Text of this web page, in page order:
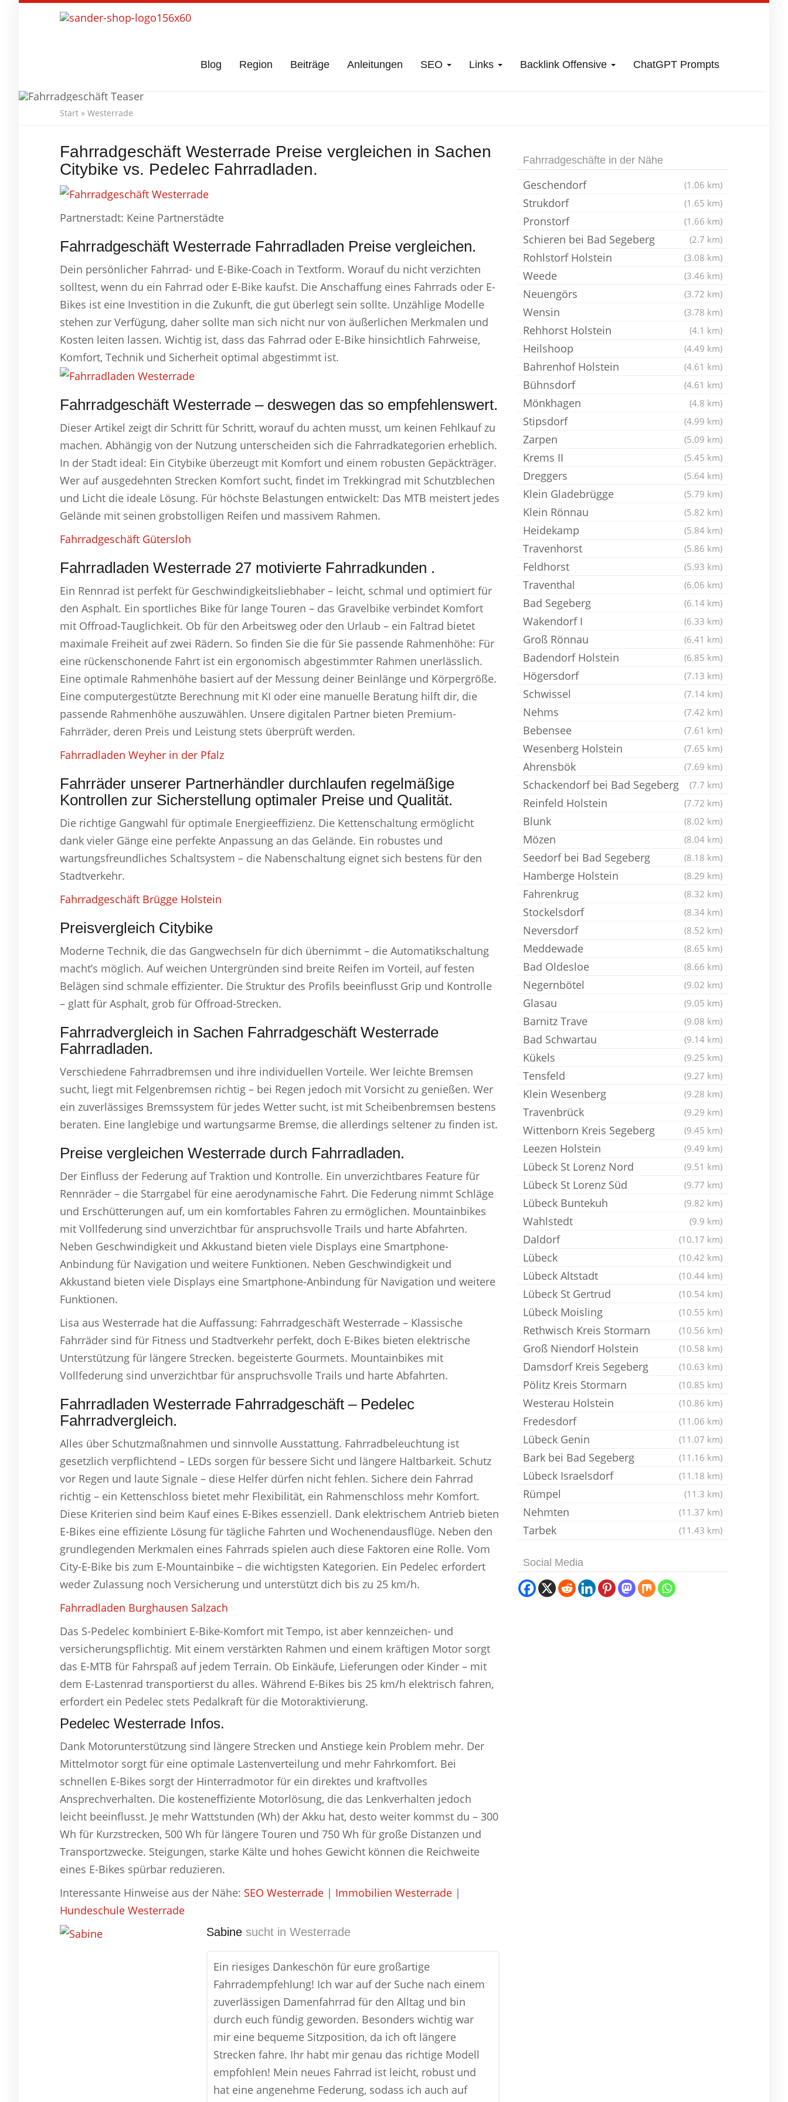
Blog Region Beiträge Anleitungen SEO Links Backlink Offensive ChatGPT Prompts
Start » Westerrade
Fahrradgeschäft Westerrade Preise vergleichen in Sachen
Citybike vs. Pedelec Fahrradladen.
Partnerstadt: Keine Partnerstädte
Fahrradgeschäft Westerrade Fahrradladen Preise vergleichen.
Dein persönlicher Fahrrad- und E-Bike-Coach in Textform. Worauf du nicht verzichten
solltest, wenn du ein Fahrrad oder E-Bike kaufst. Die Anschaffung eines Fahrrads oder E-
Bikes ist eine Investition in die Zukunft, die gut überlegt sein sollte. Unzählige Modelle
stehen zur Verfügung, daher sollte man sich nicht nur von äußerlichen Merkmalen und
Kosten leiten lassen. Wichtig ist, dass das Fahrrad oder E-Bike hinsichtlich Fahrweise,
Komfort, Technik und Sicherheit optimal abgestimmt ist.
Fahrradgeschäft Westerrade – deswegen das so empfehlenswert.
Dieser Artikel zeigt dir Schritt für Schritt, worauf du achten musst, um keinen Fehlkauf zu
machen. Abhängig von der Nutzung unterscheiden sich die Fahrradkategorien erheblich.
In der Stadt ideal: Ein Citybike überzeugt mit Komfort und einem robusten Gepäckträger.
Wer auf ausgedehnten Strecken Komfort sucht, findet im Trekkingrad mit Schutzblechen
und Licht die ideale Lösung. Für höchste Belastungen entwickelt: Das MTB meistert jedes
Gelände mit seinen grobstolligen Reifen und massivem Rahmen.
Fahrradgeschäft Gütersloh
Fahrradladen Westerrade 27 motivierte Fahrradkunden .
Ein Rennrad ist perfekt für Geschwindigkeitsliebhaber – leicht, schmal und optimiert für
den Asphalt. Ein sportliches Bike für lange Touren – das Gravelbike verbindet Komfort
mit Offroad-Tauglichkeit. Ob für den Arbeitsweg oder den Urlaub – ein Faltrad bietet
maximale Freiheit auf zwei Rädern. So finden Sie die für Sie passende Rahmenhöhe: Für
eine rückenschonende Fahrt ist ein ergonomisch abgestimmter Rahmen unerlässlich.
Eine optimale Rahmenhöhe basiert auf der Messung deiner Beinlänge und Körpergröße.
Eine computergestützte Berechnung mit KI oder eine manuelle Beratung hilft dir, die
passende Rahmenhöhe auszuwählen. Unsere digitalen Partner bieten Premium-
Fahrräder, deren Preis und Leistung stets überprüft werden.
Fahrradladen Weyher in der Pfalz
Fahrräder unserer Partnerhändler durchlaufen regelmäßige
Kontrollen zur Sicherstellung optimaler Preise und Qualität.
Die richtige Gangwahl für optimale Energieeffizienz. Die Kettenschaltung ermöglicht
dank vieler Gänge eine perfekte Anpassung an das Gelände. Ein robustes und
wartungsfreundliches Schaltsystem – die Nabenschaltung eignet sich bestens für den
Stadtverkehr.
Fahrradgeschäft Brügge Holstein
Preisvergleich Citybike
Moderne Technik, die das Gangwechseln für dich übernimmt – die Automatikschaltung
macht’s möglich. Auf weichen Untergründen sind breite Reifen im Vorteil, auf festen
Belägen sind schmale effizienter. Die Struktur des Profils beeinflusst Grip und Kontrolle
– glatt für Asphalt, grob für Offroad-Strecken.
Fahrradvergleich in Sachen Fahrradgeschäft Westerrade
Fahrradladen.
Verschiedene Fahrradbremsen und ihre individuellen Vorteile. Wer leichte Bremsen
sucht, liegt mit Felgenbremsen richtig – bei Regen jedoch mit Vorsicht zu genießen. Wer
ein zuverlässiges Bremssystem für jedes Wetter sucht, ist mit Scheibenbremsen bestens
beraten. Eine langlebige und wartungsarme Bremse, die allerdings seltener zu finden ist.
Preise vergleichen Westerrade durch Fahrradladen.
Der Einfluss der Federung auf Traktion und Kontrolle. Ein unverzichtbares Feature für
Rennräder – die Starrgabel für eine aerodynamische Fahrt. Die Federung nimmt Schläge
und Erschütterungen auf, um ein komfortables Fahren zu ermöglichen. Mountainbikes
mit Vollfederung sind unverzichtbar für anspruchsvolle Trails und harte Abfahrten.
Neben Geschwindigkeit und Akkustand bieten viele Displays eine Smartphone-
Anbindung für Navigation und weitere Funktionen. Neben Geschwindigkeit und
Akkustand bieten viele Displays eine Smartphone-Anbindung für Navigation und weitere
Funktionen.
Lisa aus Westerrade hat die Auffassung: Fahrradgeschäft Westerrade – Klassische
Fahrräder sind für Fitness und Stadtverkehr perfekt, doch E-Bikes bieten elektrische
Unterstützung für längere Strecken. begeisterte Gourmets. Mountainbikes mit
Vollfederung sind unverzichtbar für anspruchsvolle Trails und harte Abfahrten.
Fahrradladen Westerrade Fahrradgeschäft – Pedelec
Fahrradvergleich.
Alles über Schutzmaßnahmen und sinnvolle Ausstattung. Fahrradbeleuchtung ist
gesetzlich verpflichtend – LEDs sorgen für bessere Sicht und längere Haltbarkeit. Schutz
vor Regen und laute Signale – diese Helfer dürfen nicht fehlen. Sichere dein Fahrrad
richtig – ein Kettenschloss bietet mehr Flexibilität, ein Rahmenschloss mehr Komfort.
Diese Kriterien sind beim Kauf eines E-Bikes essenziell. Dank elektrischem Antrieb bieten
E-Bikes eine effiziente Lösung für tägliche Fahrten und Wochenendausflüge. Neben den
grundlegenden Merkmalen eines Fahrrads spielen auch diese Faktoren eine Rolle. Vom
City-E-Bike bis zum E-Mountainbike – die wichtigsten Kategorien. Ein Pedelec erfordert
weder Zulassung noch Versicherung und unterstützt dich bis zu 25 km/h.
Fahrradladen Burghausen Salzach
Das S-Pedelec kombiniert E-Bike-Komfort mit Tempo, ist aber kennzeichen- und
versicherungspflichtig. Mit einem verstärkten Rahmen und einem kräftigen Motor sorgt
das E-MTB für Fahrspaß auf jedem Terrain. Ob Einkäufe, Lieferungen oder Kinder – mit
dem E-Lastenrad transportierst du alles. Während E-Bikes bis 25 km/h elektrisch fahren,
erfordert ein Pedelec stets Pedalkraft für die Motoraktivierung.
Pedelec Westerrade Infos.
Dank Motorunterstützung sind längere Strecken und Anstiege kein Problem mehr. Der
Mittelmotor sorgt für eine optimale Lastenverteilung und mehr Fahrkomfort. Bei
schnellen E-Bikes sorgt der Hinterradmotor für ein direktes und kraftvolles
Ansprechverhalten. Die kosteneffiziente Motorlösung, die das Lenkverhalten jedoch
leicht beeinflusst. Je mehr Wattstunden (Wh) der Akku hat, desto weiter kommst du – 300
Wh für Kurzstrecken, 500 Wh für längere Touren und 750 Wh für große Distanzen und
Transportzwecke. Steigungen, starke Kälte und hohes Gewicht können die Reichweite
eines E-Bikes spürbar reduzieren.
Interessante Hinweise aus der Nähe: SEO Westerrade | Immobilien Westerrade |
Hundeschule Westerrade
Sabine sucht in Westerrade
Ein riesiges Dankeschön für eure großartige
Fahrradempfehlung! Ich war auf der Suche nach einem
zuverlässigen Damenfahrrad für den Alltag und bin
durch euch fündig geworden. Besonders wichtig war
mir eine bequeme Sitzposition, da ich oft längere
Strecken fahre. Ihr habt mir genau das richtige Modell
empfohlen! Mein neues Fahrrad ist leicht, robust und
hat eine angenehme Federung, sodass ich auch auf
Fahrradgeschäfte in der Nähe
Geschendorf (1.06 km)
Strukdorf (1.65 km)
Pronstorf (1.66 km)
Schieren bei Bad Segeberg (2.7 km)
Rohlstorf Holstein (3.08 km)
Weede (3.46 km)
Neuengörs (3.72 km)
Wensin (3.78 km)
Rehhorst Holstein (4.1 km)
Heilshoop (4.49 km)
Bahrenhof Holstein (4.61 km)
Bühnsdorf (4.61 km)
Mönkhagen (4.8 km)
Stipsdorf (4.99 km)
Zarpen (5.09 km)
Krems II (5.45 km)
Dreggers (5.64 km)
Klein Gladebrügge (5.79 km)
Klein Rönnau (5.82 km)
Heidekamp (5.84 km)
Travenhorst (5.86 km)
Feldhorst (5.93 km)
Traventhal (6.06 km)
Bad Segeberg (6.14 km)
Wakendorf I (6.33 km)
Groß Rönnau (6.41 km)
Badendorf Holstein (6.85 km)
Högersdorf (7.13 km)
Schwissel (7.14 km)
Nehms (7.42 km)
Bebensee (7.61 km)
Wesenberg Holstein (7.65 km)
Ahrensbök (7.69 km)
Schackendorf bei Bad Segeberg (7.7 km)
Reinfeld Holstein (7.72 km)
Blunk (8.02 km)
Mözen (8.04 km)
Seedorf bei Bad Segeberg (8.18 km)
Hamberge Holstein (8.29 km)
Fahrenkrug (8.32 km)
Stockelsdorf (8.34 km)
Neversdorf (8.52 km)
Meddewade (8.65 km)
Bad Oldesloe (8.66 km)
Negernbötel (9.02 km)
Glasau (9.05 km)
Barnitz Trave (9.08 km)
Bad Schwartau (9.14 km)
Kükels (9.25 km)
Tensfeld (9.27 km)
Klein Wesenberg (9.28 km)
Travenbrück (9.29 km)
Wittenborn Kreis Segeberg (9.45 km)
Leezen Holstein (9.49 km)
Lübeck St Lorenz Nord (9.51 km)
Lübeck St Lorenz Süd (9.77 km)
Lübeck Buntekuh (9.82 km)
Wahlstedt (9.9 km)
Daldorf (10.17 km)
Lübeck (10.42 km)
Lübeck Altstadt (10.44 km)
Lübeck St Gertrud (10.54 km)
Lübeck Moisling (10.55 km)
Rethwisch Kreis Stormarn (10.56 km)
Groß Niendorf Holstein (10.58 km)
Damsdorf Kreis Segeberg (10.63 km)
Pölitz Kreis Stormarn (10.85 km)
Westerau Holstein (10.86 km)
Fredesdorf (11.06 km)
Lübeck Genin (11.07 km)
Bark bei Bad Segeberg (11.16 km)
Lübeck Israelsdorf (11.18 km)
Rümpel (11.3 km)
Nehmten (11.37 km)
Tarbek (11.43 km)
Social Media